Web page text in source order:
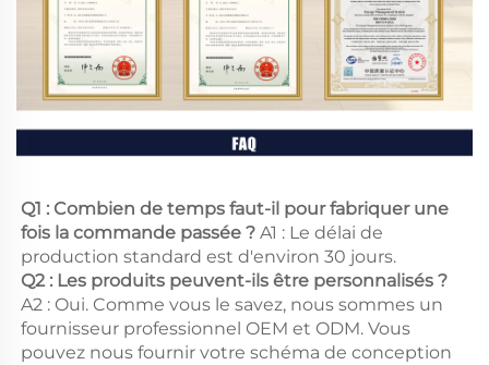
Q1 : Combien de temps faut-il pour fabriquer une
fois la commande passée ? A1 : Le délai de
production standard est d'environ 30 jours.
A2 : Oui. Comme vous le savez, nous sommes un
fournisseur professionnel OEM et ODM. Vous
pouvez nous fournir votre schéma de conception